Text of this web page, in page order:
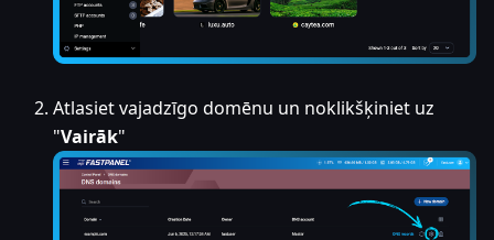
Atlasiet vajadzīgo domēnu un noklikšķiniet uz
"Vairāk"